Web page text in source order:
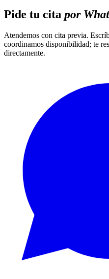
Pide tu cita por
Atendemos con cita previa.
coordinamos disponibilidad; te
directamente.